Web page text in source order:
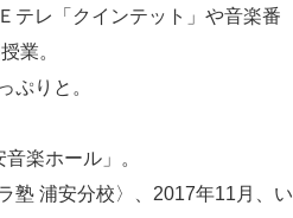
テレ「クインテット」や音楽番
業。
ぷりと。
楽ホール」。
塾 浦安分校〉、2017年11月、い